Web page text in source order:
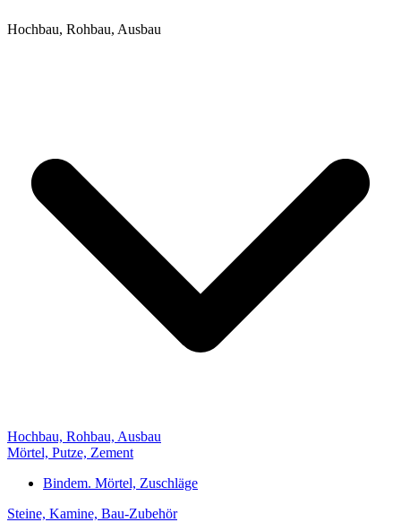
Hochbau, Rohbau, Ausbau
Hochbau, Rohbau, Ausbau
Mörtel, Putze, Zement
Bindem. Mörtel, Zuschläge
Steine, Kamine, Bau-Zubehör